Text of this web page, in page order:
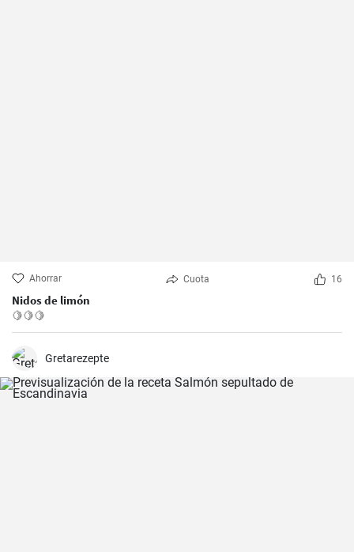
Ahorrar Cuota 16
Nidos de limón
🍋🍋🍋
Gretarezepte